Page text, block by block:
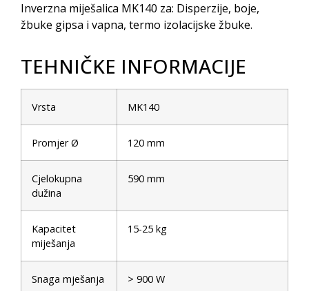
Inverzna miješalica MK140 za: Disperzije, boje,
žbuke gipsa i vapna, termo izolacijske žbuke.
TEHNIČKE INFORMACIJE
Vrsta MK140
Promjer Ø 120 mm
Cjelokupna
dužina
590 mm
Kapacitet
miješanja
15-25 kg
Snaga mješanja > 900 W